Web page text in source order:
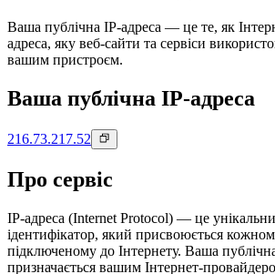
Ваша публічна IP-адреса — це те, як
адреса, яку веб-сайти та сервіси
вашим пристроєм.
Ваша публічна IP-адреса
216.73.217.52
Про сервіс
IP-адреса (Internet Protocol) — це
ідентифікатор, який присвоюється
підключеному до Інтернету. Ваша
призначається вашим Інтернет-